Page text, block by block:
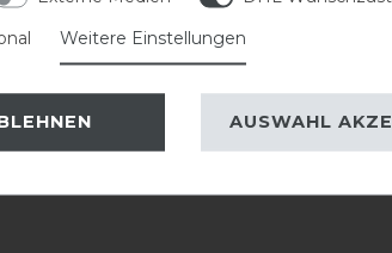
Weitere Einstellungen
AUSWAHL